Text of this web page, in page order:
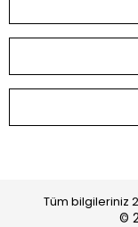
Tüm bilgileriniz
©